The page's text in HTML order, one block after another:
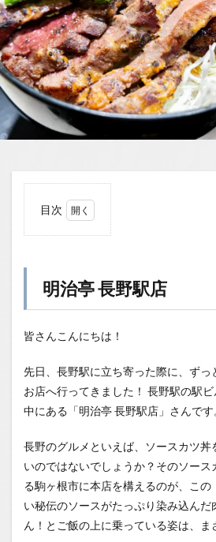
目次
駅店
1.0.1
胸膨ら
「信州
味噌焼
き牛タ
ン丼」
対面
1.0.2
最高の
ン、し
かし…
明治亭 長野駅店
皆さんこんにちは！
先日、長野駅に立ち寄った際に、ずっ
お店へ行ってきました！ 長野駅の駅
中にある「明治亭 長野駅店」さんです
長野のグルメといえば、ソースカツ丼
いのではないでしょうか？そのソース
る駒ヶ根市に本店を構えるのが、こ
い秘伝のソースがたっぷり染み込んだ
ん！とご飯の上に乗っている姿は、ま